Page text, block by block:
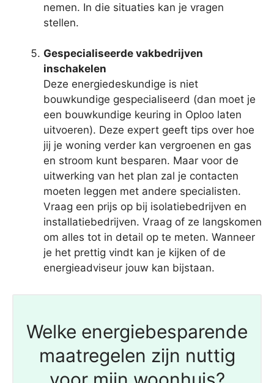
nemen. In die situaties kan je vragen
stellen.
Gespecialiseerde vakbedrijven
inschakelen
Deze energiedeskundige is niet
bouwkundige gespecialiseerd (dan moet je
een bouwkundige keuring in Oploo laten
uitvoeren). Deze expert geeft tips over hoe
jij je woning verder kan vergroenen en gas
en stroom kunt besparen. Maar voor de
uitwerking van het plan zal je contacten
moeten leggen met andere specialisten.
Vraag een prijs op bij isolatiebedrijven en
installatiebedrijven. Vraag of ze langskomen
om alles tot in detail op te meten. Wanneer
je het prettig vindt kan je kijken of de
energieadviseur jouw kan bijstaan.
Welke energiebesparende
maatregelen zijn nuttig